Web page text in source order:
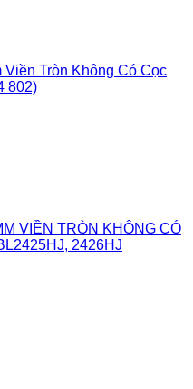
Tròn Không Có Cọc
802)
VIỀN TRÒN KHÔNG CÓ
2426HJ